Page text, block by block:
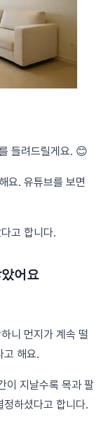
들려드릴게요. 😊
요. 유튜브를 보면
고 합니다.
어요
니 먼지가 계속 떨
고 해요.
이 지날수록 목과 팔
하셨다고 합니다.